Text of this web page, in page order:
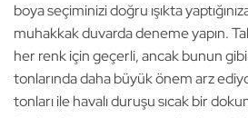
boya seçiminizi doğru ışıkta
muhakkak duvarda deneme yapın.
her renk için geçerli, ancak bunun
tonlarında daha büyük önem arz
tonları ile havalı duruşu sıcak bir